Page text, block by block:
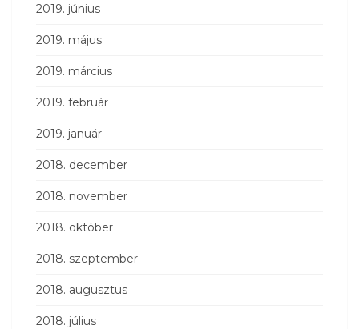
2019. június
2019. május
2019. március
2019. február
2019. január
2018. december
2018. november
2018. október
2018. szeptember
2018. augusztus
2018. július